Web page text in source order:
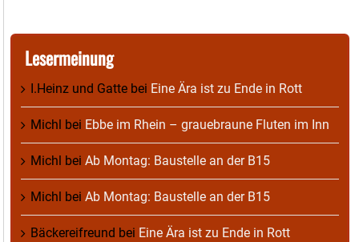
Lesermeinung
I.Heinz und Gatte bei Eine Ära ist zu Ende in Rott
Michl bei Ebbe im Rhein – grauebraune Fluten im Inn
Michl bei Ab Montag: Baustelle an der B15
Michl bei Ab Montag: Baustelle an der B15
Bäckereifreund bei Eine Ära ist zu Ende in Rott